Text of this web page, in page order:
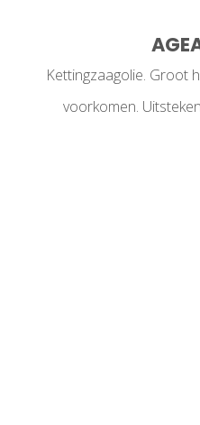
Kettingzaagolie. Groot
voorkomen.